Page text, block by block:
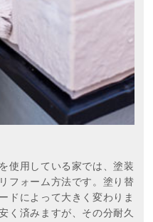
使用している家では、塗装
フォーム方法です。塗り替
ドによって大きく変わりま
く済みますが、その分耐久